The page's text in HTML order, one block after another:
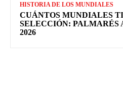
HISTORIA DE LOS MUNDIALES
CUÁNTOS MUNDIALES
SELECCIÓN:
2026